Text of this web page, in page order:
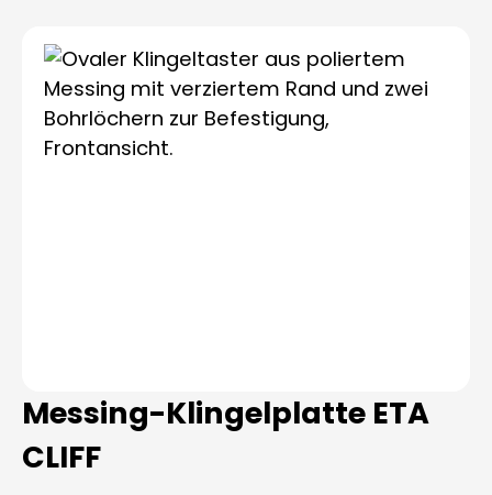
Bildergalerie überspringen
Messing-Klingelplatte ETA
CLIFF